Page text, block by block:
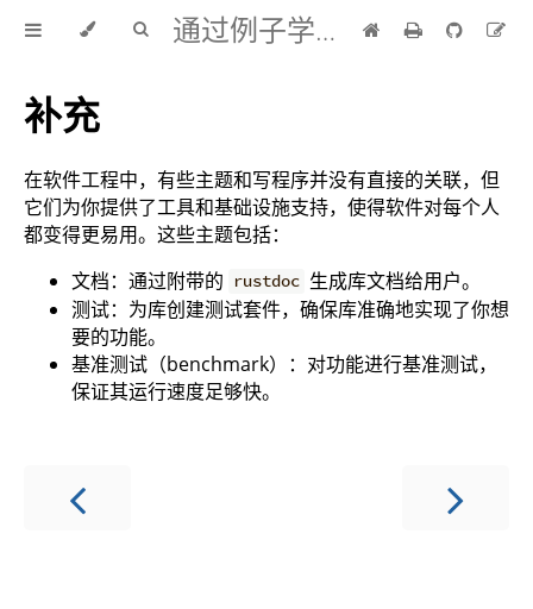
通过例子学 Rust 中文版
补充
在软件工程中，有些主题和写程序并没有直接的关联，但
它们为你提供了工具和基础设施支持，使得软件对每个人
都变得更易用。这些主题包括：
文档：通过附带的
rustdoc 生成库文档给用户。
测试：为库创建测试套件，确保库准确地实现了你想
要的功能。
基准测试（benchmark）：对功能进行基准测试，
保证其运行速度足够快。